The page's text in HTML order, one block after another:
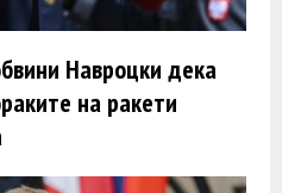
Навроцки дека
на ракети